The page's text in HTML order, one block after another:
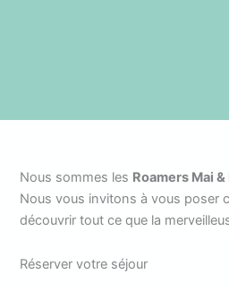
Nous sommes les Roamers Mai
Nous vous invitons à vous poser
découvrir tout ce que la
Réserver votre séjour